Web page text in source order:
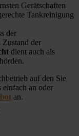
Gerätschaften
Tankreinigung
der
Zustand der
dient auch als
auf den Sie
einfach an oder
an.